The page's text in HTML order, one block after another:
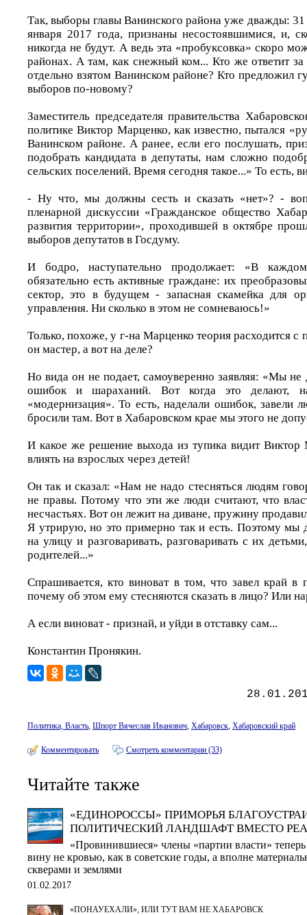
Так, выборы главы Ванинского района уже дважды: 31
января 2017 года, признаны несостоявшимися, и,
никогда не будут. А ведь эта «пробуксовка» скоро
районах. А там, как снежный ком... Кто же ответит за
отдельно взятом Ванинском районе? Кто предложил
выборов по-новому?
Заместитель председателя правительства
политике Виктор Марценко, как известно, пытался
Ванинском районе. А ранее, если его послушать,
подобрать кандидата в депутаты, нам сложно
сельских поселений. Время сегодня такое...» То есть,
- Ну что, мы должны сесть и сказать «нет»? -
пленарной дискуссии «Гражданское общество
развития территории», проходившей в октябре
выборов депутатов в Госдуму.
И бодро, наступательно продолжает: «В
обязательно есть активные граждане: их
сектор, это в будущем - запасная скамейка для
управления. Ни сколько в этом не сомневаюсь!»
Только, похоже, у г-на Марценко теория расходится с
он мастер, а вот на деле?
Но вида он не подает, самоуверенно заявляя: «Мы не
ошибок и шараханий. Вот когда это делают,
«модернизация». То есть, наделали ошибок, завели
бросили там. Вот в Хабаровском крае мы этого не
И какое же решение выхода из тупика видит Виктор
влиять на взрослых через детей!
Он так и сказал: «Нам не надо стесняться людям
не правы. Потому что эти же люди считают, что
несчастьях. Вот он лежит на диване, пружину
Я утрирую, но это примерно так и есть. Поэтому мы
на улицу и разговаривать, разговаривать с их
родителей...»
Спрашивается, кто виноват в том, что завел край в
почему об этом ему стесняются сказать в лицо? Или
А если виноват - признай, и уйди в отставку сам...
Константин Пронякин.
Политика, Власть, Шпорт Вячеслав Иванович, Хабаровск, Хабаровский край
Комментировать Смотреть комментарии (33)
Читайте также
«ЕДИНОРОССЫ» ПРИМОРЬЯ
ПОЛИТИЧЕСКИЙ ЛАНДШАФТ ВМЕСТО
«Провинившиеся» члены «партии власти»
вину не кровью, как в советские годы, а вполне
скверами и землями
01.02.2017
«ПОНАУЕХАЛИ», ИЛИ ТУТ ВАМ НЕ ХАБАРОВСК